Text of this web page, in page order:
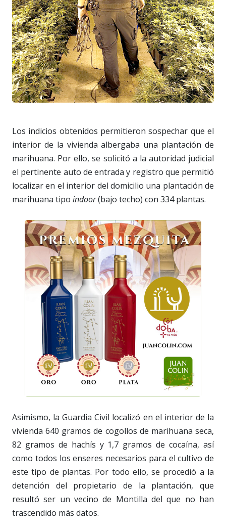
Los indicios obtenidos permitieron sospechar que el
interior de la vivienda albergaba una plantación de
marihuana. Por ello, se solicitó a la autoridad judicial
el pertinente auto de entrada y registro que permitió
localizar en el interior del domicilio una plantación de
marihuana tipo indoor(bajo techo) con 334 plantas.
Asimismo, la Guardia Civil localizó en el interior de la
vivienda 640 gramos de cogollos de marihuana seca,
82 gramos de hachís y 1,7 gramos de cocaína, así
como todos los enseres necesarios para el cultivo de
este tipo de plantas. Por todo ello, se procedió a la
detención del propietario de la plantación, que
resultó ser un vecino de Montilla del que no han
trascendido más datos.